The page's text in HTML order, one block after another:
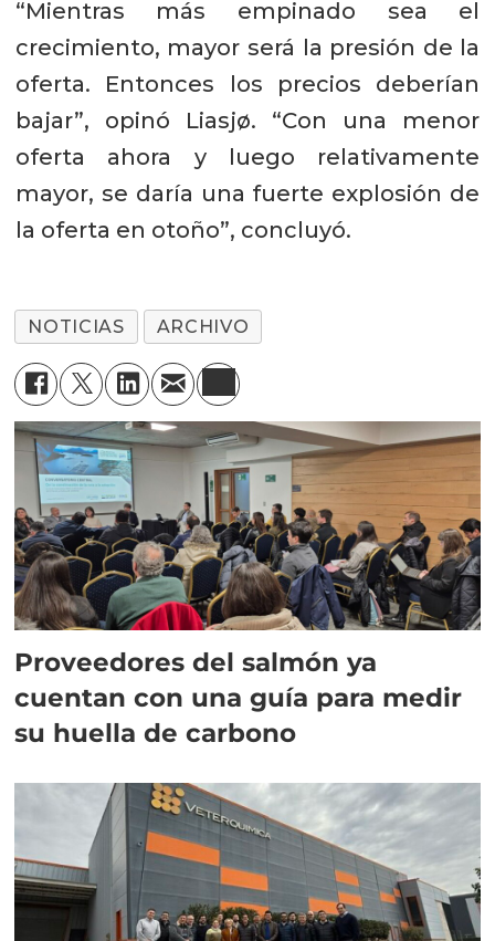
“Mientras más empinado sea el
crecimiento, mayor será la presión de la
oferta. Entonces los precios deberían
bajar”, opinó Liasjø. “Con una menor
oferta ahora y luego relativamente
mayor, se daría una fuerte explosión de
la oferta en otoño”, concluyó.
NOTICIAS ARCHIVO
Proveedores del salmón ya
cuentan con una guía para medir
su huella de carbono